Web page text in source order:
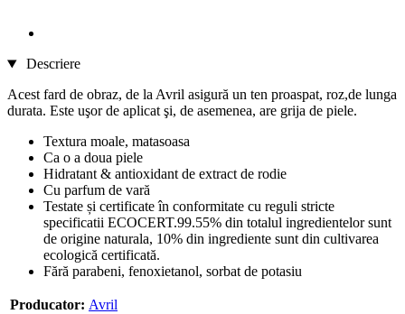
Descriere
Acest fard de obraz, de la Avril asigură un ten proaspat, roz,de lunga
durata. Este uşor de aplicat şi, de asemenea, are grija de piele.
Textura moale, matasoasa
Ca o a doua piele
Hidratant & antioxidant de extract de rodie
Cu parfum de vară
Testate și certificate în conformitate cu reguli stricte
specificatii ECOCERT.99.55% din totalul ingredientelor sunt
de origine naturala, 10% din ingrediente sunt din cultivarea
ecologică certificată.
Fără parabeni, fenoxietanol, sorbat de potasiu
Producator: Avril